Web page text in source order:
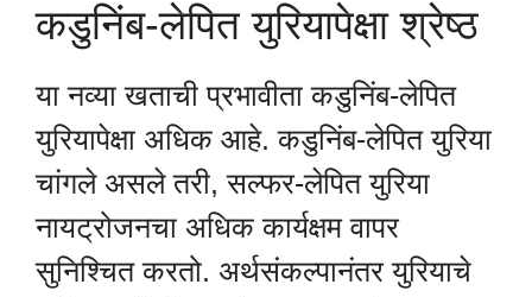
कडुनिंब-लेपित युरियापेक्षा श्रेष्ठ
या नव्या खताची प्रभावीता कडुनिंब-लेपित
युरियापेक्षा अधिक आहे. कडुनिंब-लेपित युरिया
चांगले असले तरी, सल्फर-लेपित युरिया
नायट्रोजनचा अधिक कार्यक्षम वापर
सुनिश्चित करतो. अर्थसंकल्पानंतर युरियाचे